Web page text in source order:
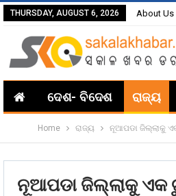
THURSDAY, AUGUST 6, 2026 About Us
ଦେଶ- ବିଦେଶ ରାଜ୍ୟ
Home ରାଜ୍ୟ ନୂଆପଡା ଜିଲ୍ଲାକୁ
ନୂଆପଡା ଜିଲ୍ଲାକୁ ଏକ